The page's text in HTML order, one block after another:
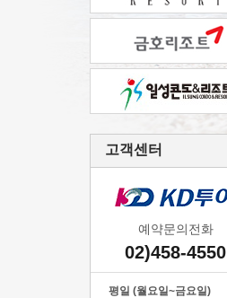
고객센터
예약문의전화
02)458-4550
평일 (월요일~금요일)